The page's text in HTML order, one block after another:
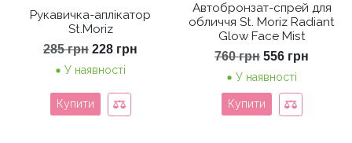
Рукавичка-аплікатор
St.Moriz
285грн Оригінальна
285 грн.
228 грн
У наявності
Купити
Автобронзат-спрей для
обличчя St. Moriz Radiant
Glow Face Mist
760грн Оригінальна
760 грн.
556 грн
У наявності
Купити